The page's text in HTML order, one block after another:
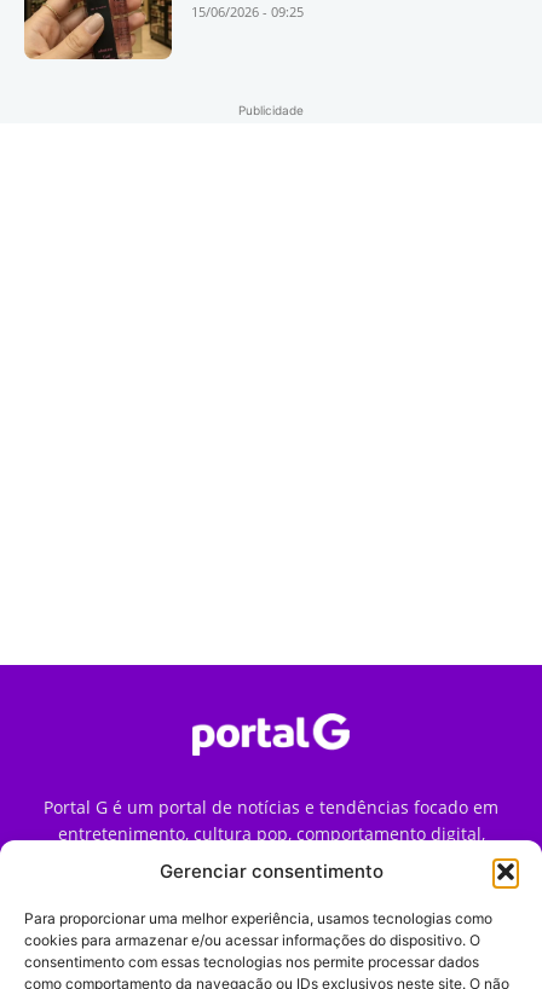
Gerenciar consentimento
Para proporcionar uma melhor experiência, usamos tecnologias como
cookies para armazenar e/ou acessar informações do dispositivo. O
consentimento com essas tecnologias nos permite processar dados
como comportamento da navegação ou IDs exclusivos neste site. O não
15/06/2026 - 09:25
Publicidade
Portal G é um portal de notícias e tendências focado em
entretenimento, cultura pop, comportamento digital,
streaming, games e iniciativas de marca que impactam a
forma como o público vive e consome internet no Brasil.
Contato:contato@portalg.com.br